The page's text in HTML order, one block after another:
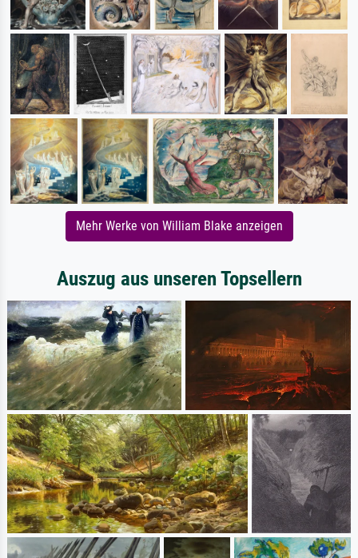
Mehr Werke von William Blake anzeigen
Auszug aus unseren Topsellern